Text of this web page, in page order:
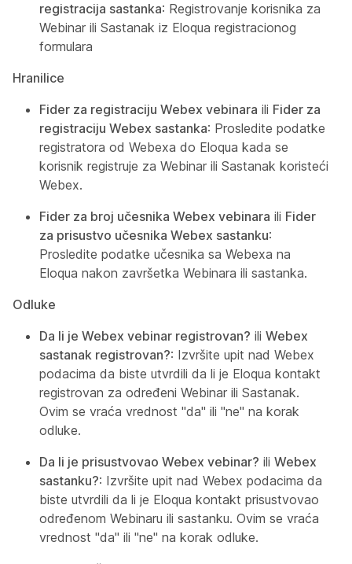
registracija sastanka: Registrovanje korisnika za
Webinar ili Sastanak iz Eloqua registracionog
formulara
Hranilice
Fider za registraciju Webex vebinara ili Fider za
registraciju Webex sastanka: Prosledite podatke
registratora od Webexa do Eloqua kada se
korisnik registruje za Webinar ili Sastanak koristeći
Webex.
Fider za broj učesnika Webex vebinara ili Fider
za prisustvo učesnika Webex sastanku:
Prosledite podatke učesnika sa Webexa na
Eloqua nakon završetka Webinara ili sastanka.
Odluke
Da li je Webex vebinar registrovan? ili Webex
sastanak registrovan?: Izvršite upit nad Webex
podacima da biste utvrdili da li je Eloqua kontakt
registrovan za određeni Webinar ili Sastanak.
Ovim se vraća vrednost "da" ili "ne" na korak
odluke.
Da li je prisustvovao Webex vebinar? ili Webex
sastanku?: Izvršite upit nad Webex podacima da
biste utvrdili da li je Eloqua kontakt prisustvovao
određenom Webinaru ili sastanku. Ovim se vraća
vrednost "da" ili "ne" na korak odluke.